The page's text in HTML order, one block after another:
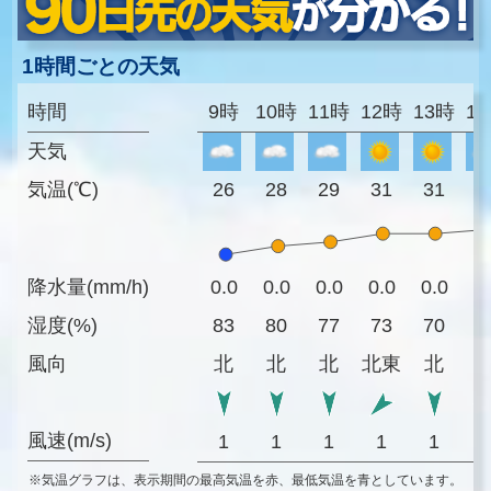
1時間ごとの天気
時間
天気
気温(℃)
降水量(mm/h)
湿度(%)
風向
風速(m/s)
9時 10時 11時 12時 13時
26 28 29 31 31
0.0 0.0 0.0 0.0 0.0
83
80 77 73 70
北
北 北 北東 北
1 1 1 1 1
※気温グラフは、表示期間の最高気温を赤、最低気温を青としています。